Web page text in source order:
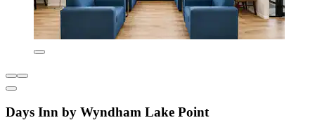
Days Inn by Wyndham Lake Point